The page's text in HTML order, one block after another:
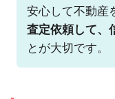
安心して不動産
査定依頼して、
とが大切です。